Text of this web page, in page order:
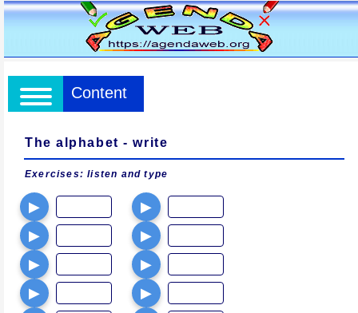
Content
The alphabet - write
Exercises: listen and type
▶
▶
▶
▶
▶
▶
▶
▶